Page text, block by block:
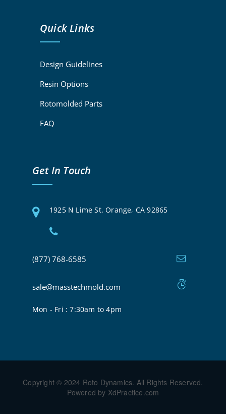
Quick Links
Design Guidelines
Resin Options
Rotomolded Parts
FAQ
Get In Touch
1925 N Lime St. Orange, CA 92865
(877) 768-6585
sale@masstechmold.com
Mon - Fri : 7:30am to 4pm
Copyright © 2024 Roto Dynamics. All Rights Reserved.
Powered by XdPractice.com